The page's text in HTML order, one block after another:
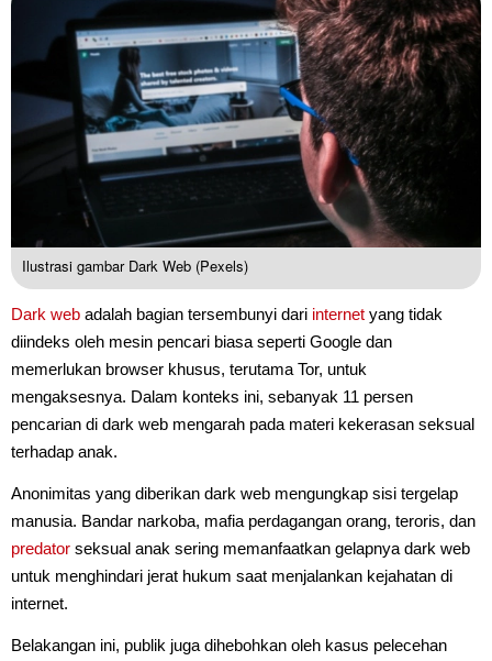
Ilustrasi gambar Dark Web (Pexels)
Dark web adalah bagian tersembunyi dari internet yang tidak
diindeks oleh mesin pencari biasa seperti Google dan
memerlukan browser khusus, terutama Tor, untuk
mengaksesnya. Dalam konteks ini, sebanyak 11 persen
pencarian di dark web mengarah pada materi kekerasan seksual
terhadap anak.
Anonimitas yang diberikan dark web mengungkap sisi tergelap
manusia. Bandar narkoba, mafia perdagangan orang, teroris, dan
predator seksual anak sering memanfaatkan gelapnya dark web
untuk menghindari jerat hukum saat menjalankan kejahatan di
internet.
Belakangan ini, publik juga dihebohkan oleh kasus pelecehan